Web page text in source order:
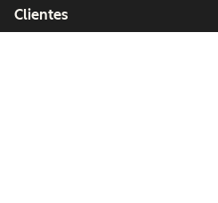
Clientes